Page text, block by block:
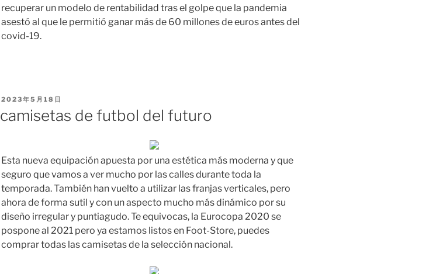
recuperar un modelo de rentabilidad tras el golpe que la pandemia
asestó al que le permitió ganar más de 60 millones de euros antes del
covid-19.
PUBLICADO
2023年5月18日
camisetas de futbol del futuro
Esta nueva equipación apuesta por una estética más moderna y que
seguro que vamos a ver mucho por las calles durante toda la
temporada. También han vuelto a utilizar las franjas verticales, pero
ahora de forma sutil y con un aspecto mucho más dinámico por su
diseño irregular y puntiagudo. Te equivocas, la Eurocopa 2020 se
pospone al 2021 pero ya estamos listos en Foot-Store, puedes
comprar todas las camisetas de la selección nacional.